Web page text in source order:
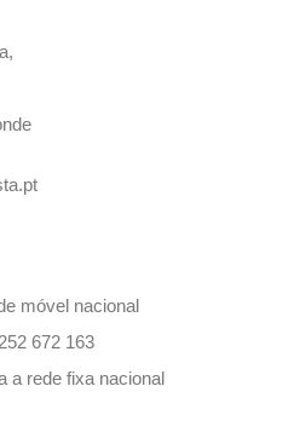
móvel nacional
672 163
a rede fixa nacional